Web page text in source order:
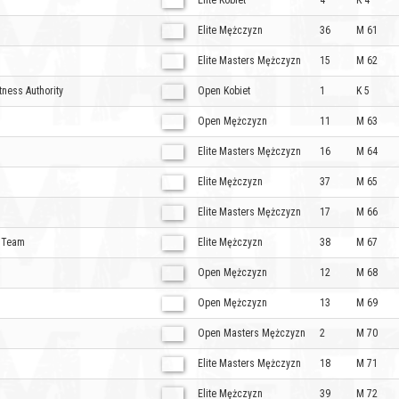
Elite Mężczyzn 36 M 61
Elite Masters Mężczyzn 15 M 62
Authority Open Kobiet 1 K 5
Open Mężczyzn 11 M 63
Elite Masters Mężczyzn 16 M 64
Elite Mężczyzn 37 M 65
Elite Masters Mężczyzn 17 M 66
Elite Mężczyzn 38 M 67
Open Mężczyzn 12 M 68
Open Mężczyzn 13 M 69
Open Masters Mężczyzn 2 M 70
Elite Masters Mężczyzn 18 M 71
Elite Mężczyzn 39 M 72